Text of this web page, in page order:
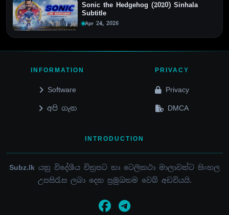
Sonic the Hedgehog (2020) Sinhala
Subtitle
Apr 24, 2026
INFORMATION
Software
අපි ගැන
PRIVACY
Privacy
DMCA
INTRODUCTION
Subz.lk යනු විදේශීය චිත්‍රපට හා ටෙලිකථා මාලාවන්ට සිංහල
උපසිරැස ලබා දෙන ප්‍රමුඛතම වෙබ් අඩවියයි.